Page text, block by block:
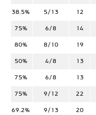
12
5/13
38.5%
14
6/8
75%
19
8/10
80%
13
4/8
50%
13
6/8
75%
22
9/12
75%
20
9/13
69.2%